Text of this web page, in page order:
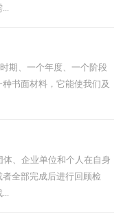
期、一个年度、一个阶段
书面材料，它能使我们及
、企业单位和个人在自身
全部完成后进行回顾检